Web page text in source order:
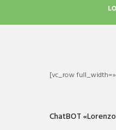
[vc_row
ChatBOT